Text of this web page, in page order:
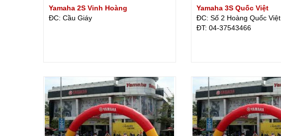
Yamaha 2S Vinh Hoàng
ĐC: Cầu Giáy
Yamaha 3S Quốc Việt
ĐC: Số 2 Hoàng Quốc Việt
ÐT: 04-37543466